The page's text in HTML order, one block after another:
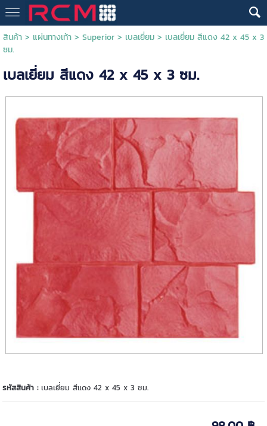
สินค้า> แผ่นทางเท้า> Superior> เบลเยี่ยม> เบลเยี่ยม สีแดง 42 x 45 x 3
ซม.
เบลเยี่ยม สีแดง 42 x 45 x 3 ซม.
รหัสสินค้า :เบลเยี่ยม สีแดง 42 x 45 x 3 ซม.